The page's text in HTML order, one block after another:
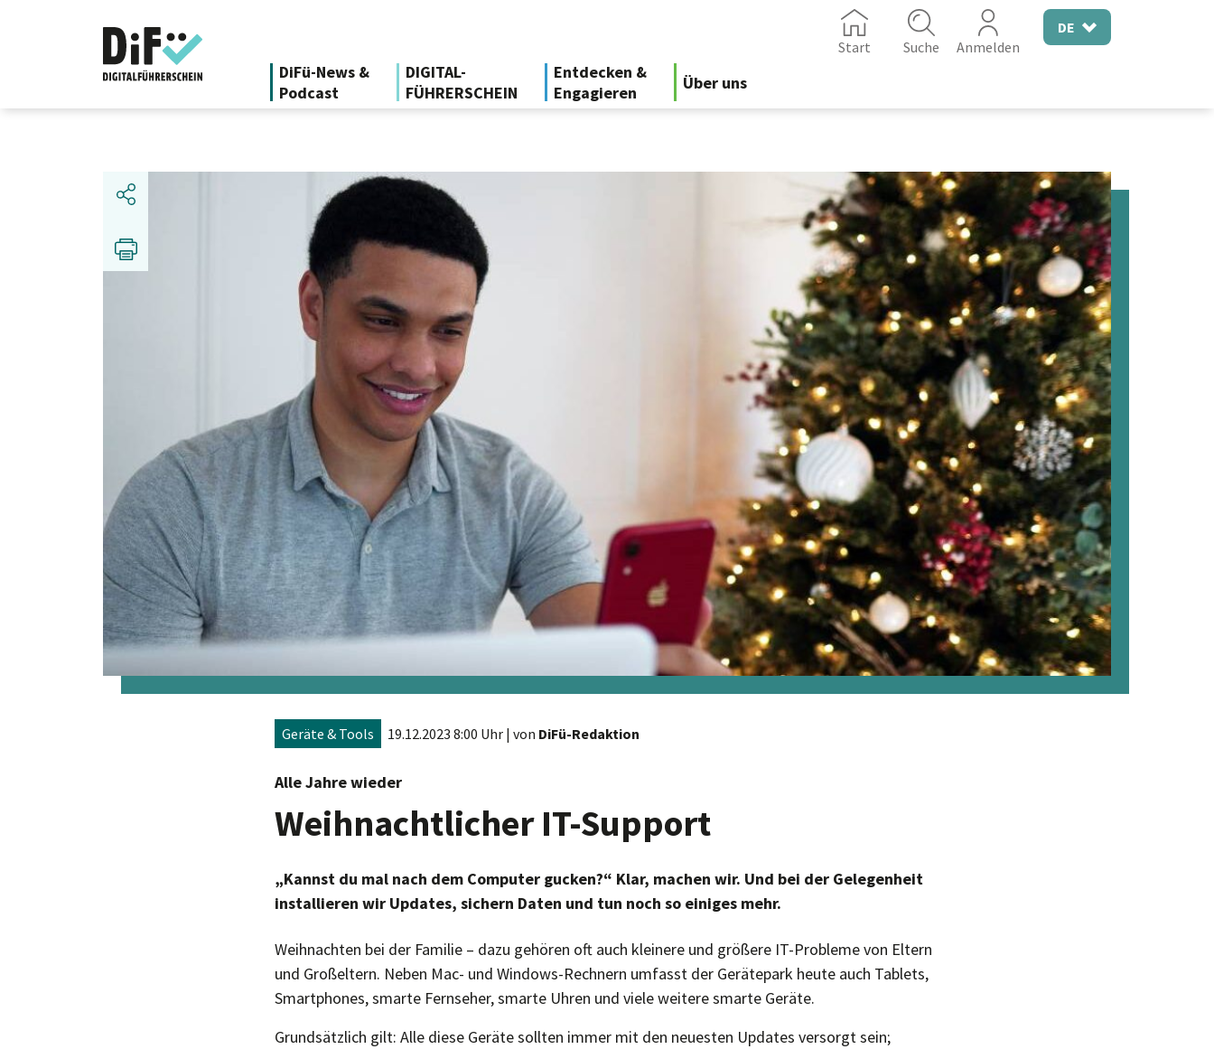
DiFü-News &
Podcast
DIGITAL-
FÜHRERSCHEIN
Entdecken &
Engagieren
Über uns
Start Suche Anmelden
DE
Geräte & Tools 19.12.2023 8:00 Uhr | von DiFü-Redaktion
Alle Jahre wieder
Weihnachtlicher IT-Support
„Kannst du mal nach dem Computer gucken?“ Klar, machen wir. Und bei der Gelegenheit
installieren wir Updates, sichern Daten und tun noch so einiges mehr.
Weihnachten bei der Familie – dazu gehören oft auch kleinere und größere IT-Probleme von Eltern
und Großeltern. Neben Mac- und Windows-Rechnern umfasst der Gerätepark heute auch Tablets,
Smartphones, smarte Fernseher, smarte Uhren und viele weitere smarte Geräte.
Grundsätzlich gilt: Alle diese Geräte sollten immer mit den neuesten Updates versorgt sein;